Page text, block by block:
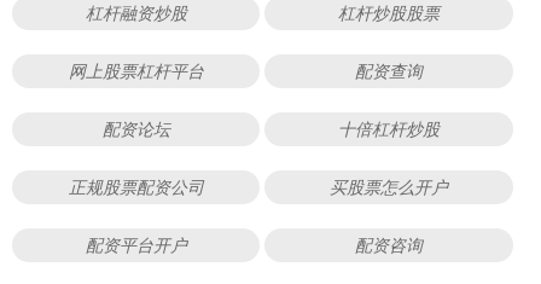
杠杆融资炒股 杠杆炒股股票
网上股票杠杆平台 配资查询
配资论坛 十倍杠杆炒股
正规股票配资公司 买股票怎么开户
配资平台开户 配资咨询